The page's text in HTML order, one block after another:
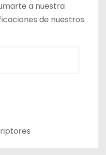
a nuestra
de nuestros